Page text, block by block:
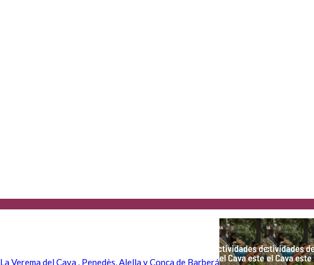
La Verema del Cava . Penedès, Alella y Conca de Barberá